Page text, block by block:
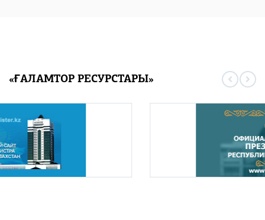
«ҒАЛАМТОР РЕСУРСТАРЫ»